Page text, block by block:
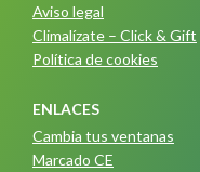
Aviso legal
Climalízate – Click & Gift
Política de cookies
ENLACES
Cambia tus ventanas
Marcado CE